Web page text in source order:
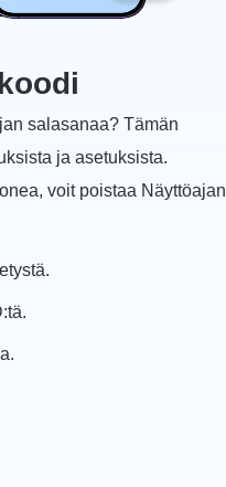
salasanaa? Tämän
ja asetuksista.
voit poistaa Näyttöajan